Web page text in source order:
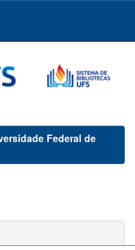
Federal de